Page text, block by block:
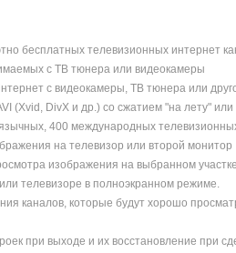
бесплатных телевизионных интернет
с ТВ тюнера или видеокамеры
с видеокамеры, ТВ тюнера или
(Xvid, DivX и др.) со сжатием "на лету"
400 международных
на телевизор или второй монитор
изображения на выбранном
телевизоре в полноэкранном режиме.
каналов, которые будут хорошо
при выходе и их восстановление при